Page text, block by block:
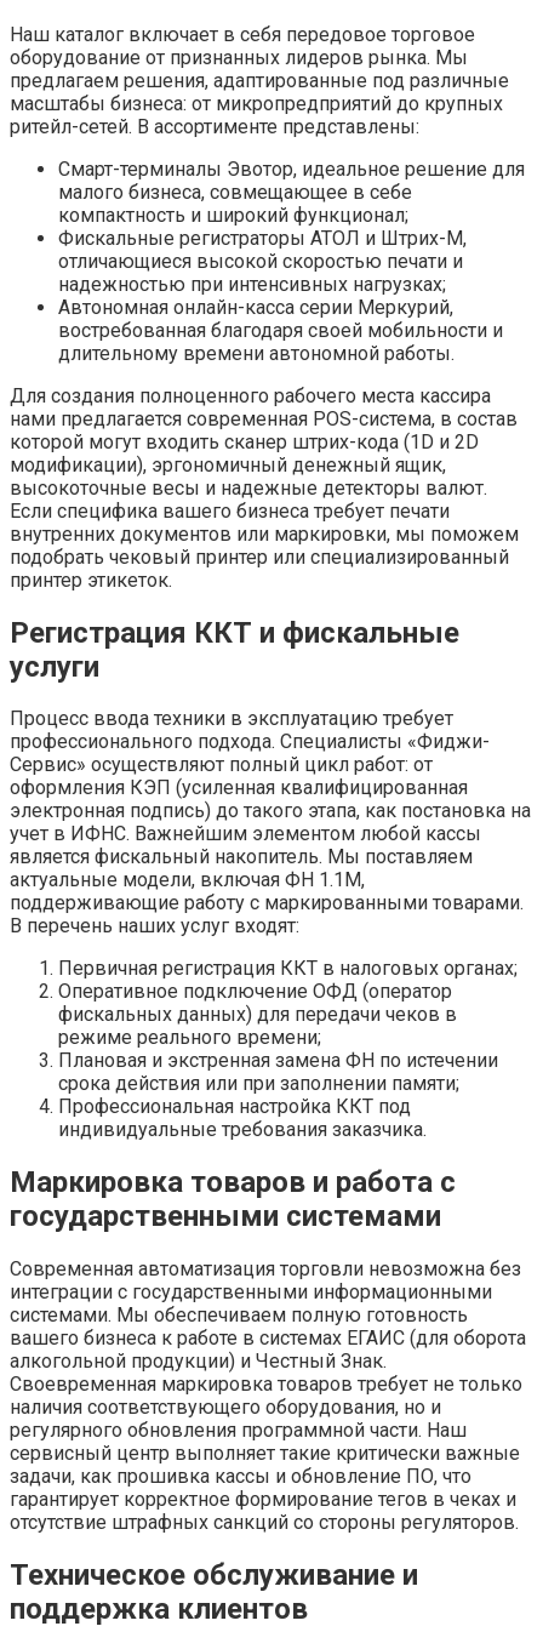
Наш каталог включает в себя передовое торговое
оборудование от признанных лидеров рынка. Мы
предлагаем решения, адаптированные под различные
масштабы бизнеса: от микропредприятий до крупных
ритейл-сетей. В ассортименте представлены:
Смарт-терминалы Эвотор, идеальное решение для
малого бизнеса, совмещающее в себе
компактность и широкий функционал;
Фискальные регистраторы АТОЛ и Штрих-М,
отличающиеся высокой скоростью печати и
надежностью при интенсивных нагрузках;
Автономная онлайн-касса серии Меркурий,
востребованная благодаря своей мобильности и
длительному времени автономной работы.
Для создания полноценного рабочего места кассира
нами предлагается современная POS-система, в состав
которой могут входить сканер штрих-кода (1D и 2D
модификации), эргономичный денежный ящик,
высокоточные весы и надежные детекторы валют.
Если специфика вашего бизнеса требует печати
внутренних документов или маркировки, мы поможем
подобрать чековый принтер или специализированный
принтер этикеток.
Регистрация ККТ и фискальные
услуги
Процесс ввода техники в эксплуатацию требует
профессионального подхода. Специалисты «Фиджи-
Сервис» осуществляют полный цикл работ: от
оформления КЭП (усиленная квалифицированная
электронная подпись) до такого этапа, как постановка на
учет в ИФНС. Важнейшим элементом любой кассы
является фискальный накопитель. Мы поставляем
актуальные модели, включая ФН 1.1М,
поддерживающие работу с маркированными товарами.
В перечень наших услуг входят:
Первичная регистрация ККТ в налоговых органах;
Оперативное подключение ОФД (оператор
фискальных данных) для передачи чеков в
режиме реального времени;
Плановая и экстренная замена ФН по истечении
срока действия или при заполнении памяти;
Профессиональная настройка ККТ под
индивидуальные требования заказчика.
Маркировка товаров и работа с
государственными системами
Современная автоматизация торговли невозможна без
интеграции с государственными информационными
системами. Мы обеспечиваем полную готовность
вашего бизнеса к работе в системах ЕГАИС (для оборота
алкогольной продукции) и Честный Знак.
Своевременная маркировка товаров требует не только
наличия соответствующего оборудования, но и
регулярного обновления программной части. Наш
сервисный центр выполняет такие критически важные
задачи, как прошивка кассы и обновление ПО, что
гарантирует корректное формирование тегов в чеках и
отсутствие штрафных санкций со стороны регуляторов.
Техническое обслуживание и
поддержка клиентов